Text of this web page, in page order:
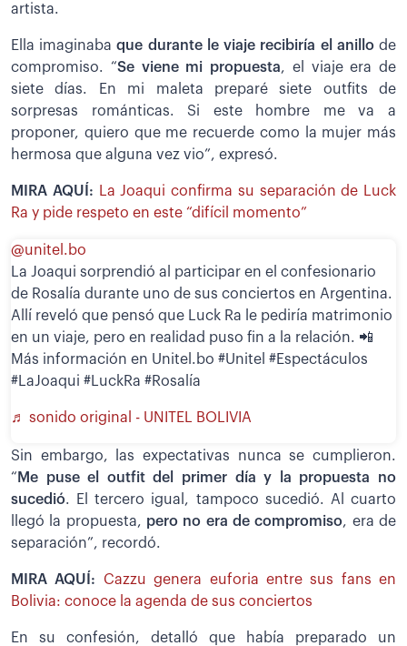
artista.
Ella imaginabaque durante le viaje recibiría el anillode
compromiso. “Se viene mi propuesta, el viaje era de
siete días. En mi maleta preparé siete outfits de
sorpresas románticas. Si este hombre me va a
proponer, quiero que me recuerde como la mujer más
hermosa que alguna vez vio”, expresó.
MIRA AQUÍ: La Joaqui confirma su separación de Luck
Ra y pide respeto en este “difícil momento”
@unitel.bo
La Joaqui sorprendió al participar en el confesionario
de Rosalía durante uno de sus conciertos en Argentina.
Allí reveló que pensó que Luck Ra le pediría matrimonio
en un viaje, pero en realidad puso fin a la relación. 📲
Más información en Unitel.bo #Unitel #Espectáculos
#LaJoaqui #LuckRa #Rosalía
♬ sonido original - UNITEL BOLIVIA
Sin embargo, las expectativas nunca se cumplieron.
“ Me puse el outfit del primer día y la propuesta no
sucedió. El tercero igual, tampoco sucedió. Al cuarto
llegó la propuesta, pero no era de compromiso, era de
separación”, recordó.
MIRA AQUÍ: Cazzu genera euforia entre sus fans en
Bolivia: conoce la agenda de sus conciertos
En su confesión, detalló que había preparado un